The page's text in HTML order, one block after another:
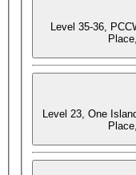
Level 35-36,
Level 23, One